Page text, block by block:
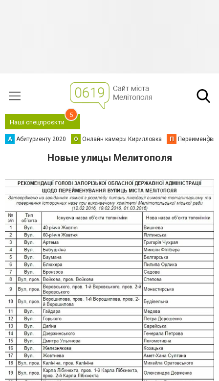
Наші спецпроєкти
5
А Абитуриенту 2020 О Онлайн камеры Кирилловка П
Новые улицы Мелитополя